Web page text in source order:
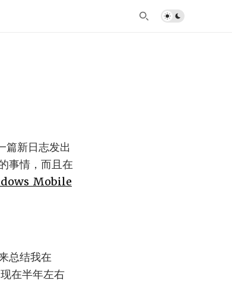
篇新日志发出
事情，而且在
Mobile
总结我在
在半年左右